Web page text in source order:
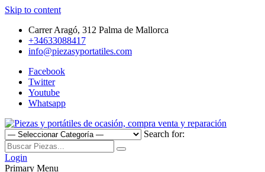
Skip to content
Carrer Aragó, 312 Palma de Mallorca
+34633088417
info@piezasyportatiles.com
Facebook
Twitter
Youtube
Whatsapp
Piezas y portátiles de ocasión,
Todo lo que necesitas para reparar tu portatil, Pantallas, Teclas,
Teclados, Baterías, Carcasas, Placas, Gráficas, Procesadores,
Ventiladores
Search for:
Login
Primary Menu